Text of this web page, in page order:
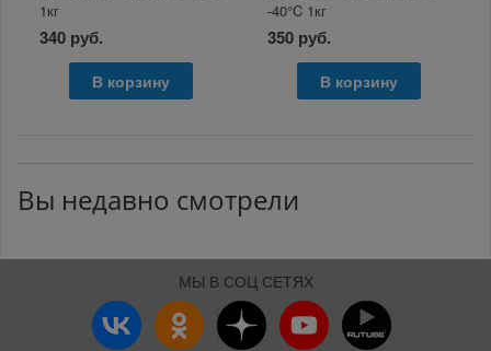
1кг
340 руб.
В корзину
-40°C 1кг
350 руб.
В корзину
Вы недавно смотрели
МЫ В СОЦ СЕТЯХ